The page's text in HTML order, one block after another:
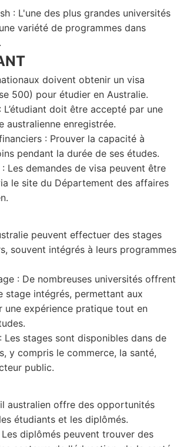
: L'une des plus grandes universités
variété de programmes dans
doivent obtenir un visa
500) pour étudier en Australie.
doit être accepté par une
australienne enregistrée.
: Prouver la capacité à
pendant la durée de ses études.
Les demandes de visa peuvent être
le site du Département des affaires
peuvent effectuer des stages
souvent intégrés à leurs programmes
: De nombreuses universités offrent
stage intégrés, permettant aux
une expérience pratique tout en
stages sont disponibles dans de
y compris le commerce, la santé,
public.
australien offre des opportunités
étudiants et les diplômés.
diplômés peuvent trouver des